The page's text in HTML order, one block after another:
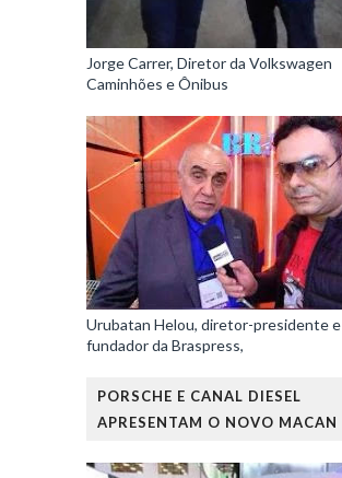
Jorge Carrer, Diretor da Volkswagen
Caminhões e Ônibus
Urubatan Helou, diretor-presidente e
fundador da Braspress,
PORSCHE E CANAL DIESEL
APRESENTAM O NOVO MACAN